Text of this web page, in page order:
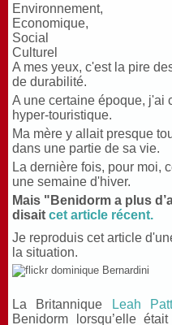
Environnement,
Economique,
Social
Culturel
A mes yeux, c'est la pire
de durabilité.
A une certaine époque, j'ai
hyper-touristique.
Ma mère y allait presque
dans une partie de sa vie.
La dernière fois, pour moi,
une semaine d'hiver.
Mais "Benidorm a plus
disait cet article récent.
Je reproduis cet article
la situation.
La Britannique Leah
Benidorm lorsqu’elle